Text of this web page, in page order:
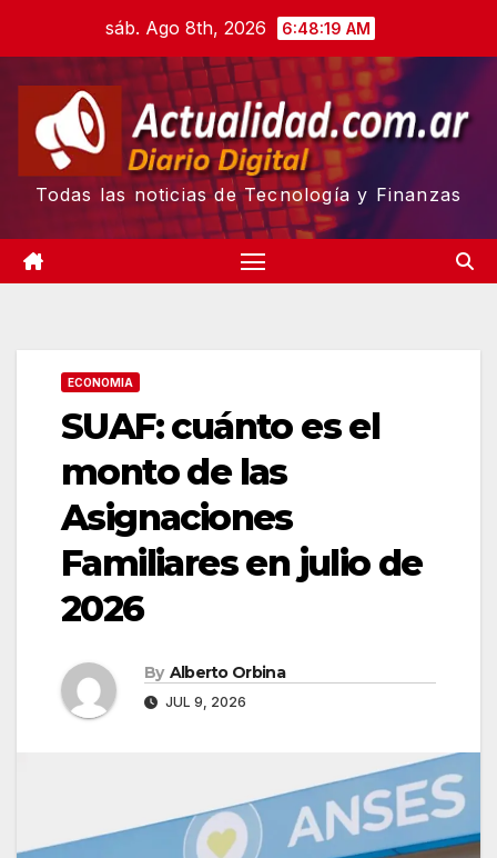
content
sáb. Ago 8th, 2026 6:48:20 AM
Todas las noticias de Tecnología y Finanzas
ECONOMIA
SUAF: cuánto es el
monto de las
Asignaciones
Familiares en julio de
2026
By Alberto Orbina
JUL 9, 2026